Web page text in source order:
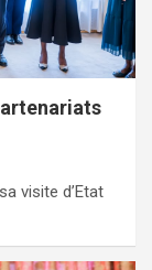
visite d’Etat